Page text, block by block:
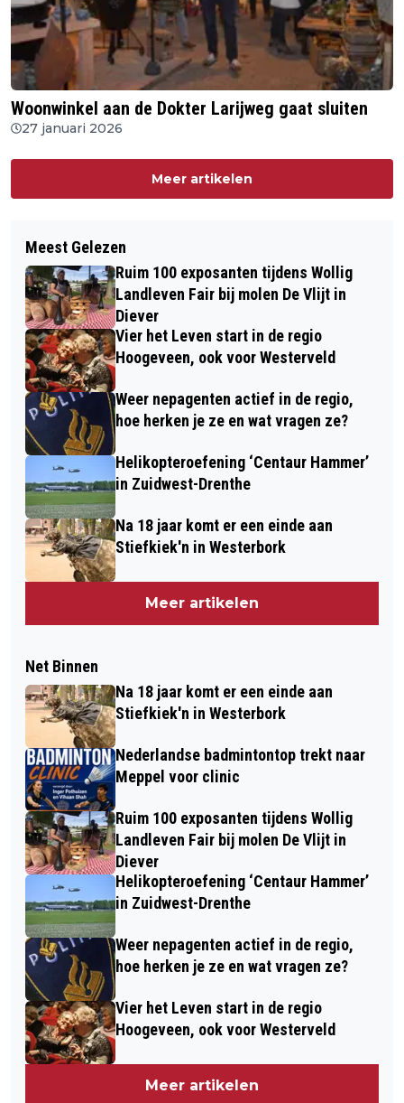
Woonwinkel aan de Dokter Larijweg gaat sluiten
27 januari 2026
Meer artikelen
Meest Gelezen
Ruim 100 exposanten tijdens Wollig
Landleven Fair bij molen De Vlijt in
Diever
Vier het Leven start in de regio
Hoogeveen, ook voor Westerveld
Weer nepagenten actief in de regio,
hoe herken je ze en wat vragen ze?
Helikopteroefening ‘Centaur Hammer’
in Zuidwest-Drenthe
Na 18 jaar komt er een einde aan
Stiefkiek'n in Westerbork
Meer artikelen
Net Binnen
Na 18 jaar komt er een einde aan
Stiefkiek'n in Westerbork
Nederlandse badmintontop trekt naar
Meppel voor clinic
Ruim 100 exposanten tijdens Wollig
Landleven Fair bij molen De Vlijt in
Diever
Helikopteroefening ‘Centaur Hammer’
in Zuidwest-Drenthe
Weer nepagenten actief in de regio,
hoe herken je ze en wat vragen ze?
Vier het Leven start in de regio
Hoogeveen, ook voor Westerveld
Meer artikelen